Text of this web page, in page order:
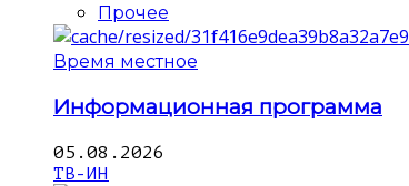
Прочее
Время местное
Информационная программа
05.08.2026
ТВ-ИН